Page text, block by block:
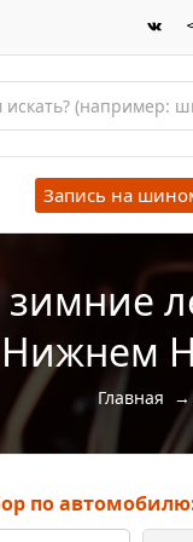
Запись на
Главная →
зимние
по